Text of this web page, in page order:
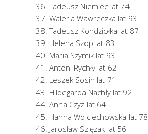
Tadeusz Niemiec lat 74
Waleria Wawreczka lat 93
Tadeusz Kondziołka lat 87
Helena Szop lat 83
Maria Szymik lat 93
Antoni Rychły lat 62
Leszek Sosin lat 71
Hildegarda Nachły lat 92
Anna Czyż lat 64
Hanna Wojciechowska lat 78
Jarosław Szlęzak lat 56